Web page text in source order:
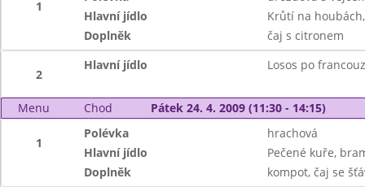
1
Hlavní jídlo
Krůtí na
Doplněk
čaj s citronem
2
Hlavní jídlo Losos po
Menu Chod Pátek 24. 4. 2009 (11:30 - 14:15)
1
Polévka
hrachová
Hlavní jídlo
Pečené kuře,
Doplněk
kompot, čaj se